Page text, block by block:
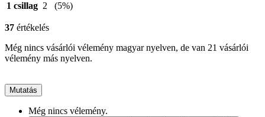
1 csillag 2 (5%)
37 értékelés
Még nincs vásárlói vélemény magyar nyelven, de van 21 vásárlói
vélemény más nyelven.
Mutatás
Még nincs vélemény.